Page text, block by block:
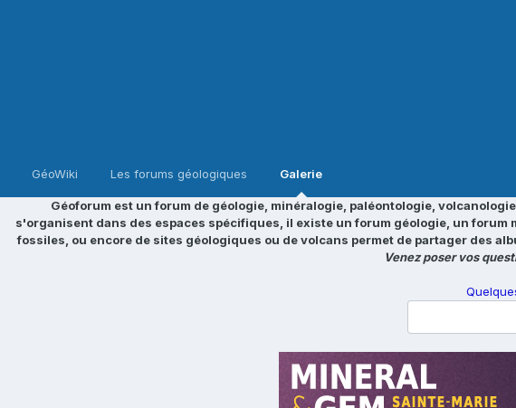
GéoWiki Les forums géologiques Galerie
Géoforum est un forum de géologie, minéralogie, paléontologie,
s'organisent dans des espaces spécifiques, il existe un forum géologie, un
fossiles, ou encore de sites géologiques ou de volcans permet de partager des
Venez poser vos